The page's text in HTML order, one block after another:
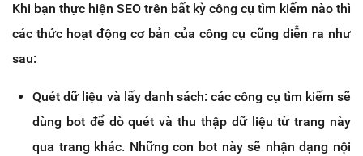
Khi bạn thực hiện SEO trên bất kỳ công cụ tìm kiếm nào thì
các thức hoạt động cơ bản của công cụ cũng diễn ra như
sau:
Quét dữ liệu và lấy danh sách: các công cụ tìm kiếm sẽ
dùng bot để dò quét và thu thập dữ liệu từ trang này
qua trang khác. Những con bot này sẽ nhận dạng nội